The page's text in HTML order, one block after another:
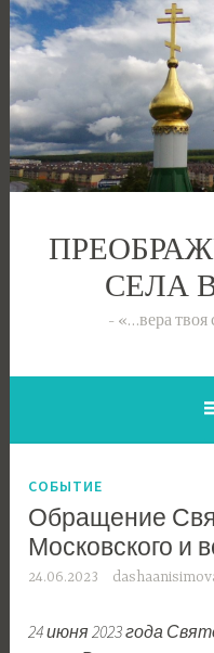
Перейти
к
содержимому
СЕЛА
«…вера твоя
СОБЫТИЕ
Обращение
Московского и
24.06.2023
24 июня 2023 года